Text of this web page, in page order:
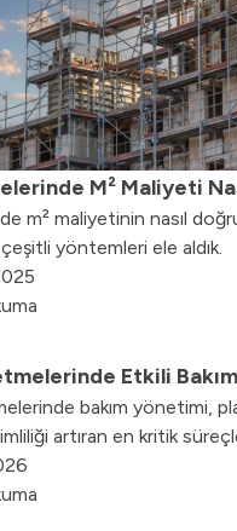
M² Maliyeti
m² maliyetinin nasıl
yöntemleri ele aldık.
Etkili
bakım yönetimi,
artıran en kritik
süreçlerini nasıl daha
keşfedin!